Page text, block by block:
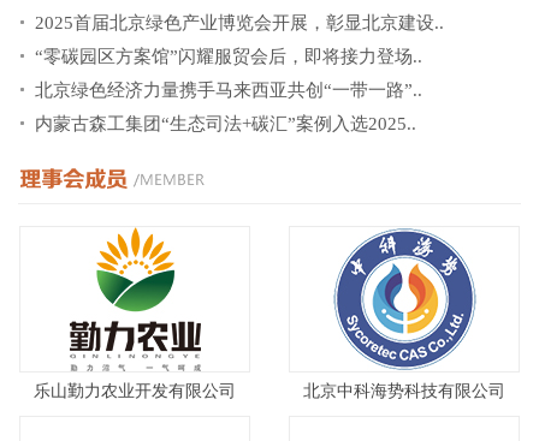
2025首届北京绿色产业博览会开展，彰显北京建设..
“零碳园区方案馆”闪耀服贸会后，即将接力登场..
北京绿色经济力量携手马来西亚共创“一带一路”..
内蒙古森工集团“生态司法+碳汇”案例入选2025..
乐山勤力农业开发有限公司 北京中科海势科技有限公司